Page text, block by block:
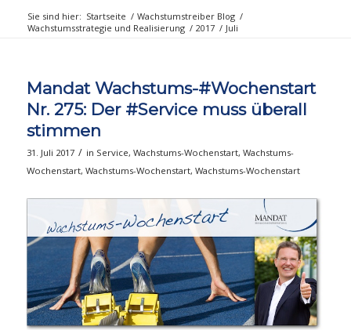
Sie sind hier: Startseite / Wachstumstreiber Blog /
Wachstumsstrategie und Realisierung / 2017 / Juli
Mandat Wachstums-#Wochenstart
Nr. 275: Der #Service muss überall
stimmen
31. Juli 2017 / in Service, Wachstums-Wochenstart, Wachstums-
Wochenstart, Wachstums-Wochenstart, Wachstums-Wochenstart